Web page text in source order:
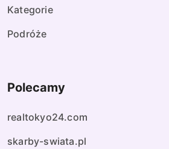
Kategorie
Podróże
Polecamy
realtokyo24.com
skarby-swiata.pl